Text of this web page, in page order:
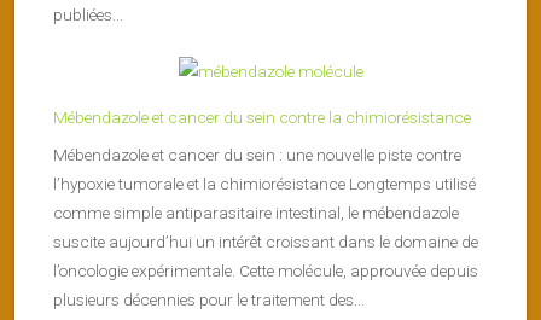
publiées...
Mébendazole et cancer du sein contre la chimiorésistance
Mébendazole et cancer du sein : une nouvelle piste contre
l’hypoxie tumorale et la chimiorésistance Longtemps utilisé
comme simple antiparasitaire intestinal, le mébendazole
suscite aujourd’hui un intérêt croissant dans le domaine de
l’oncologie expérimentale. Cette molécule, approuvée depuis
plusieurs décennies pour le traitement des...